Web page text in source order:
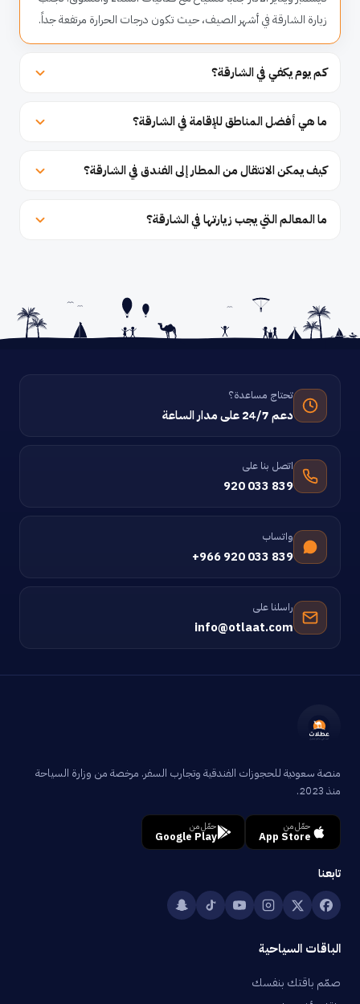
زيارة الشارقة في أشهر الصيف، حيث تكون درجات الحرارة مرتفعة جداً.
كم يوم يكفي في الشارقة؟
ما هي أفضل المناطق للإقامة في الشارقة؟
كيف يمكن الانتقال من المطار إلى الفندق في الشارقة؟
ما المعالم التي يجب زيارتها في الشارقة؟
تحتاج مساعدة؟
دعم 24/7 على مدار الساعة
اتصل بنا على
920 033 839
واتساب
+966 920 033 839
راسلنا على
info@otlaat.com
منصة سعودية للحجوزات الفندقية وتجارب السفر. مرخصة من وزارة السياحة
منذ 2023.
حمّل من
App Store
حمّل من
Google Play
تابعنا
الباقات السياحية
صمّم باقتك بنفسك